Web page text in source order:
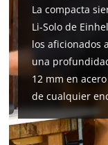
La compacta
Li-Solo de
los aficionados
una
12 mm en
de cualquier